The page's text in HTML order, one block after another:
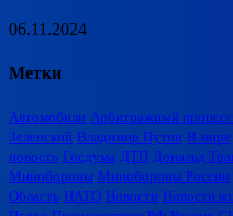
06.11.2024
Метки
Автомобили Арбитражный процесс
Зеленский Владимир Путин В мире
новость Госдума ДТП Дональд
Минобороны Минобороны России
Область НАТО Новости Новости